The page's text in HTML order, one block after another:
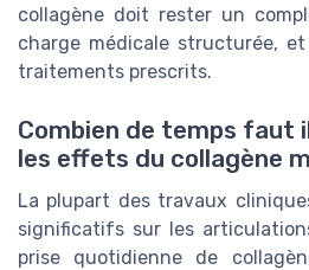
collagène doit rester un
charge médicale structurée,
traitements prescrits.
Combien de temps faut
les effets du collagène
La plupart des travaux
significatifs sur les
prise quotidienne de